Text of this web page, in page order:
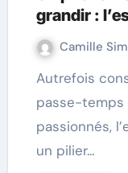
grandir :
Camille
Autrefois considéré comme un simple
passe-temps
passionnés,
un pilier…